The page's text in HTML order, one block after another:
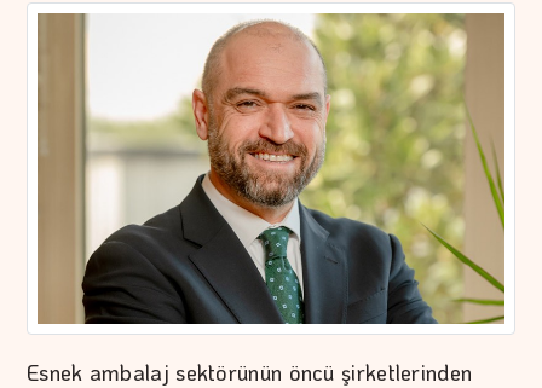
Esnek ambalaj sektörünün öncü şirketlerinden